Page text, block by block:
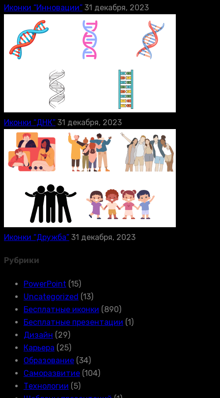
Иконки “Инновации” 31 декабря, 2023
Иконки “ДНК” 31 декабря, 2023
Иконки “Дружба” 31 декабря, 2023
Рубрики
PowerPoint (15)
Uncategorized (13)
Бесплатные иконки (890)
Бесплатные презентации (1)
Дизайн (29)
Карьера (25)
Образование (34)
Саморазвитие (104)
Технологии (5)